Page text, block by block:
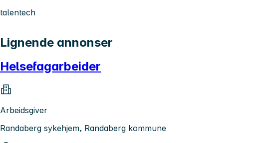
talentech
Lignende annonser
Helsefagarbeider
Arbeidsgiver
Randaberg sykehjem, Randaberg kommune